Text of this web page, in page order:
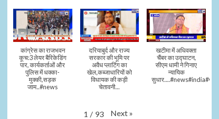
कांग्रेस का राजभवन
कूच:3 लेयर बैरिकेडिंग
पार, कार्यकर्ताओं और
पुलिस में धक्का-
मुक्की,सड़क
जाम..#news
दरियाबुर्द और राज्य
सरकार की भूमि पर
अवैध प्लाटिंग का
खेल,कब्जाधारियों को
विधायक की कड़ी
चेतावनी...
खटीमा में अधिवक्ता
चैंबर का उद्घाटन,
सीएम धामी ने गिनाए
न्यायिक
1 / 93 Next »